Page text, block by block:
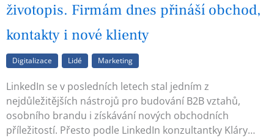
životopis. Firmám dnes přináší obchod,
kontakty i nové klienty
Digitalizace Lidé Marketing
LinkedIn se v posledních letech stal jedním z
nejdůležitějších nástrojů pro budování B2B vztahů,
osobního brandu i získávání nových obchodních
příležitostí. Přesto podle LinkedIn konzultantky Kláry…